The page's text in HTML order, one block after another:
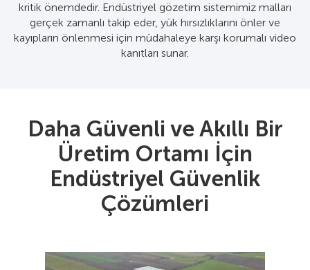
kritik önemdedir. Endüstriyel gözetim sistemimiz malları
gerçek zamanlı takip eder, yük hırsızlıklarını önler ve
kayıpların önlenmesi için müdahaleye karşı korumalı video
kanıtları sunar.
Daha Güvenli ve Akıllı Bir
Üretim Ortamı İçin
Endüstriyel Güvenlik
Çözümleri